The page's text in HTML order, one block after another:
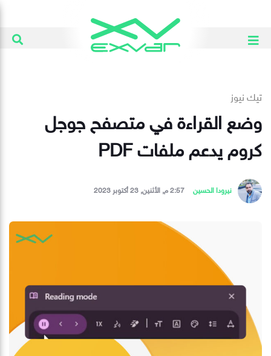
تيك نيوز
وضع القراءة في متصفح جوجل
كروم يدعم ملفات PDF
نيرودا الحسين 2:57 م, الأثنين, 23 أكتوبر 2023